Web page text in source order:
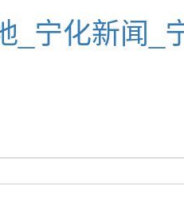
宁化新闻_